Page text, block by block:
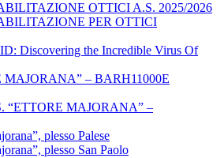
OTTICI A.S. 2025/2026
PER OTTICI
Discovering the Incredible Virus Of
MAJORANA” – BARH11000E
“ETTORE MAJORANA” –
plesso Palese
plesso San Paolo